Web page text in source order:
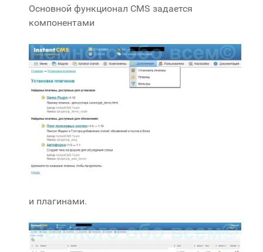
Основной функционал CMS задается
компонентами
и плагинами.